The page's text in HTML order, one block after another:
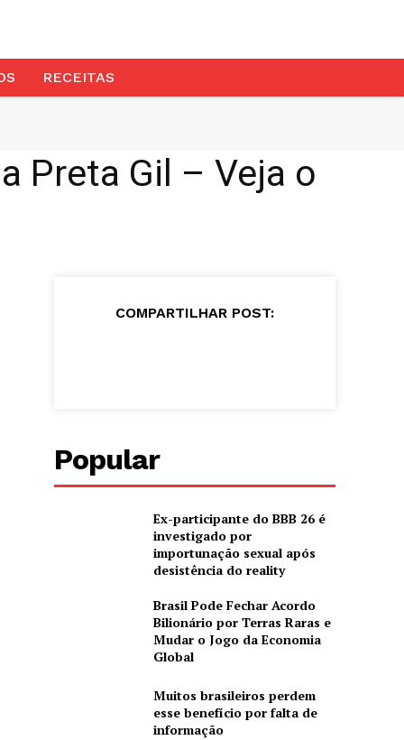
RECEITAS
Preta Gil – Veja o
COMPARTILHAR POST:
Popular
Ex-participante do BBB 26 é
investigado por
importunação sexual após
desistência do reality
Brasil Pode Fechar Acordo
Bilionário por Terras Raras e
Mudar o Jogo da Economia
Global
Muitos brasileiros perdem
esse benefício por falta de
informação